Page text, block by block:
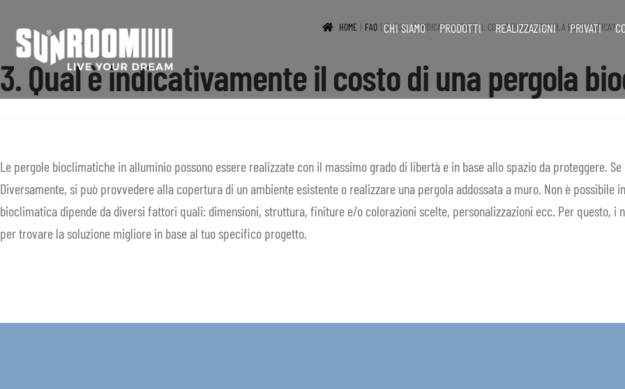
Vai
alla
navigazione
Vai
al
contenuto
CHI SIAMO PRODOTTI REALIZZAZIONI PRIVATI
HOME FAQ 3. QUAL È INDICATIVAMENTE IL COSTO DI UNA PERGOLA BIOCLIMATICA?
3. Qual è indicativamente il costo di una pergola
Le pergole bioclimatiche in alluminio possono essere realizzate con il massimo grado di libertà e in base allo spazio da proteggere.
Diversamente, si può provvedere alla copertura di un ambiente esistente o realizzare una pergola addossata a muro. Non è
bioclimatica dipende da diversi fattori quali: dimensioni, struttura, finiture e/o colorazioni scelte, personalizzazioni ecc. Per questo,
per trovare la soluzione migliore in base al tuo specifico progetto.